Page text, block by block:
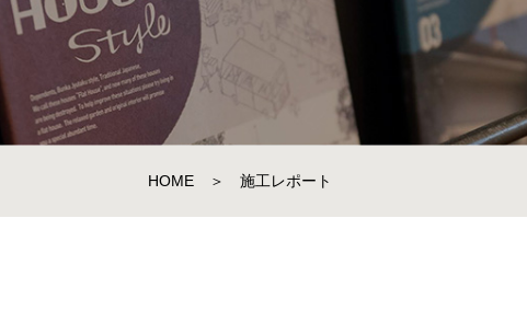
HOME ＞ 施工レポート